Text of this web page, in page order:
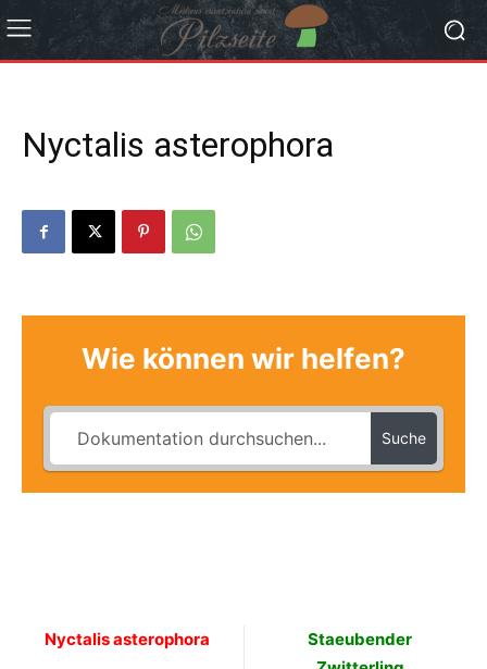
Nyctalis asterophora
Wie können wir helfen?
Suche
Nyctalis asterophora
Staeubender